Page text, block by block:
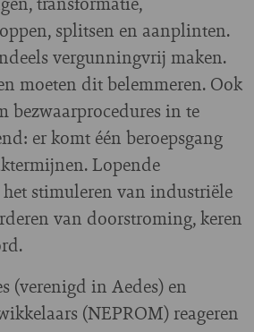
splitsen en aanplinten.
vergunningvrij maken.
moeten dit belemmeren. Ook
bezwaarprocedures in te
er komt één beroepsgang
Lopende
stimuleren van industriële
van doorstroming, keren
(verenigd in Aedes) en
(NEPROM) reageren